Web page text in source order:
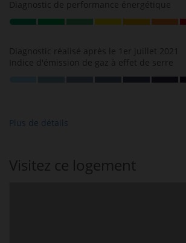
Diagnostic de performance énergétique
Diagnostic réalisé après le 1er juillet 2021
Indice d'émission de gaz à effet de serre
Plus de détails
Visitez ce logement